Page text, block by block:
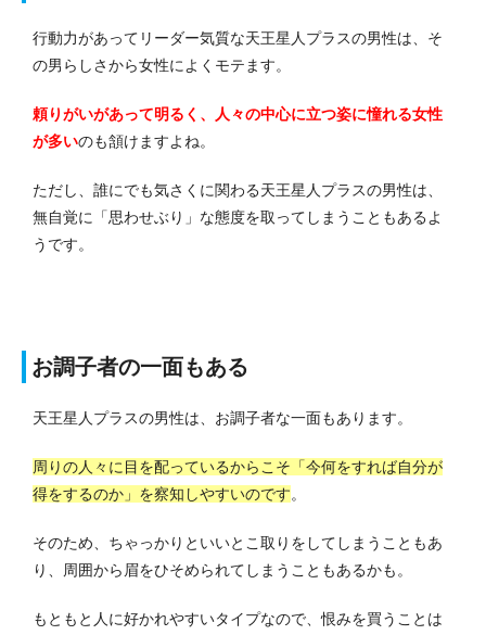
行動力があってリーダー気質な天王星人プラスの男性は、そ
の男らしさから女性によくモテます。
頼りがいがあって明るく、人々の中心に立つ姿に憧れる女性
が多いのも頷けますよね。
ただし、誰にでも気さくに関わる天王星人プラスの男性は、
無自覚に「思わせぶり」な態度を取ってしまうこともあるよ
うです。
お調子者の一面もある
天王星人プラスの男性は、お調子者な一面もあります。
周りの人々に目を配っているからこそ「今何をすれば自分が
得をするのか」を察知しやすいのです。
そのため、ちゃっかりといいとこ取りをしてしまうこともあ
り、周囲から眉をひそめられてしまうこともあるかも。
もともと人に好かれやすいタイプなので、恨みを買うことは